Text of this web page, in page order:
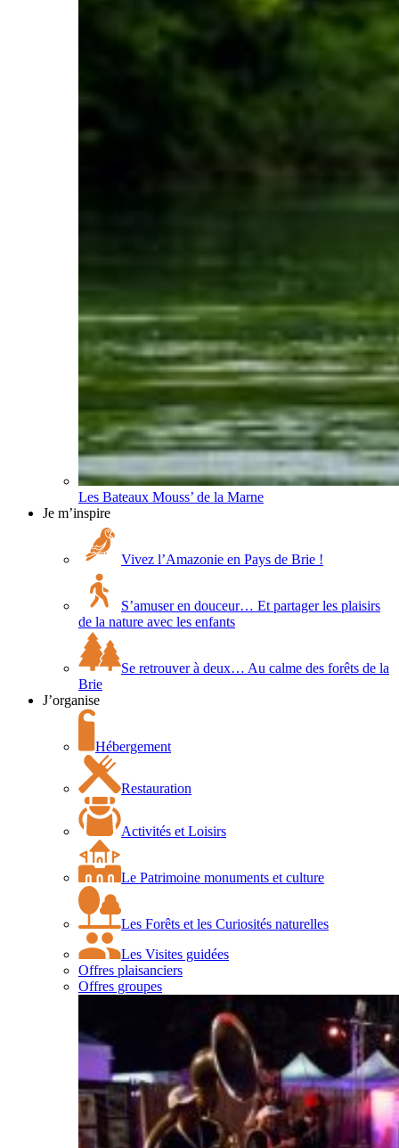
Les Bateaux Mouss’ de la Marne
Je m’inspire
Vivez l’Amazonie en Pays de Brie !
S’amuser en douceur… Et partager les plaisirs
de la nature avec les enfants
Se retrouver à deux… Au calme des forêts de la
Brie
J’organise
Hébergement
Restauration
Activités et Loisirs
Le Patrimoine monuments et culture
Les Forêts et les Curiosités naturelles
Les Visites guidées
Offres plaisanciers
Offres groupes